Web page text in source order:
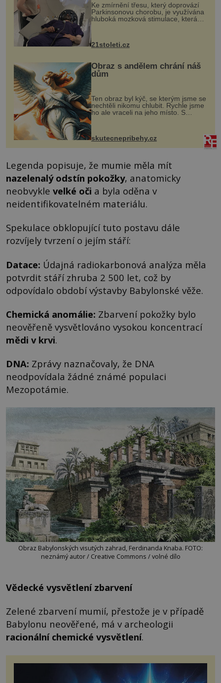
Ke zmírnění třesu, který doprovází
Parkinsonovu chorobu, je využívána
hluboká mozková stimulace, která
však vyžaduje vysoce invazivní
k dostatečně přesnému zacílení ...
21stoleti.cz
Obraz s andělem chrání náš
dům
Ten obraz byl kýč, se kterým jsme se
nechtěli nikomu chlubit. Rychle jsme
ho ale vraceli na jeho místo. S
manželem Vaškem jsme si pořídili
chaloupku, takový domek na severu
Čech, kde jsme si naplánova...
skutecnepribehy.cz
Legenda popisuje, že mumie měla mít
nazelenalý odstín pokožky, anatomicky
neobvykle velké oči a byla oděna v
neidentifikovatelném materiálu.
Spekulace obklopující tuto postavu dále
rozvíjely tvrzení o jejím stáří:
Datace: Údajná radiokarbonová analýza měla
potvrdit stáří zhruba 2 500 let, což by
odpovídalo období výstavby Babylonské věže.
Chemická anomálie: Zbarvení pokožky bylo
neověřeně vysvětlováno vysokou koncentrací
mědi v krvi.
DNA: Zprávy naznačovaly, že DNA
neodpovídala žádné známé populaci
Mezopotámie.
Obraz Babylonských visutých zahrad, Ferdinanda Knaba. FOTO:
neznámý autor / Creative Commons / volné dílo
Vědecké vysvětlení zbarvení
Zelené zbarvení mumií, přestože je v případě
Babylonu neověřené, má v archeologii
racionální chemické vysvětlení.